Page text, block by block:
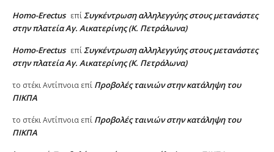
Homo-Erectus επίΣυγκέντρωση αλληλεγγύης στους μετανάστες
στην πλατεία Αγ. Αικατερίνης (Κ. Πετράλωνα)
Homo-Erectus επίΣυγκέντρωση αλληλεγγύης στους μετανάστες
στην πλατεία Αγ. Αικατερίνης (Κ. Πετράλωνα)
το στέκι Αντίπνοια επί Προβολές ταινιών στην κατάληψη του
ΠΙΚΠΑ
το στέκι Αντίπνοια επί Προβολές ταινιών στην κατάληψη του
ΠΙΚΠΑ